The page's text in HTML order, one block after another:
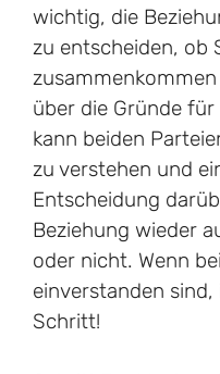
wichtig, die
zu entscheiden, ob
über die Gründe
kann beiden
zu verstehen und
Entscheidung
Beziehung wieder
oder nicht. Wenn
einverstanden
Schritt!